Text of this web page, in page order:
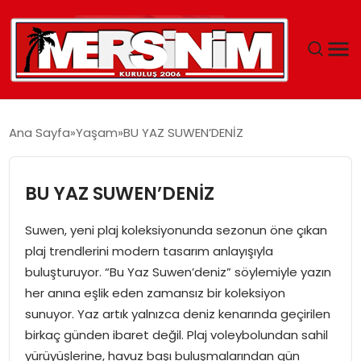
YAŞAM
GÜNCEL
SAĞLIK
EĞITIM
SPOR
Ana Sayfa Yaşam BU YAZ SUWEN’DENİZ
BU YAZ SUWEN’DENİZ
Suwen, yeni plaj koleksiyonunda sezonun öne çıkan
plaj trendlerini modern tasarım anlayışıyla
buluşturuyor. “Bu Yaz Suwen’deniz” söylemiyle yazın
her anına eşlik eden zamansız bir koleksiyon
sunuyor. Yaz artık yalnızca deniz kenarında geçirilen
birkaç günden ibaret değil. Plaj voleybolundan sahil
yürüyüşlerine, havuz başı buluşmalarından gün